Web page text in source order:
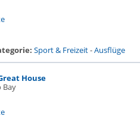
Sport & Freizeit-Ausflüge
House
Bay